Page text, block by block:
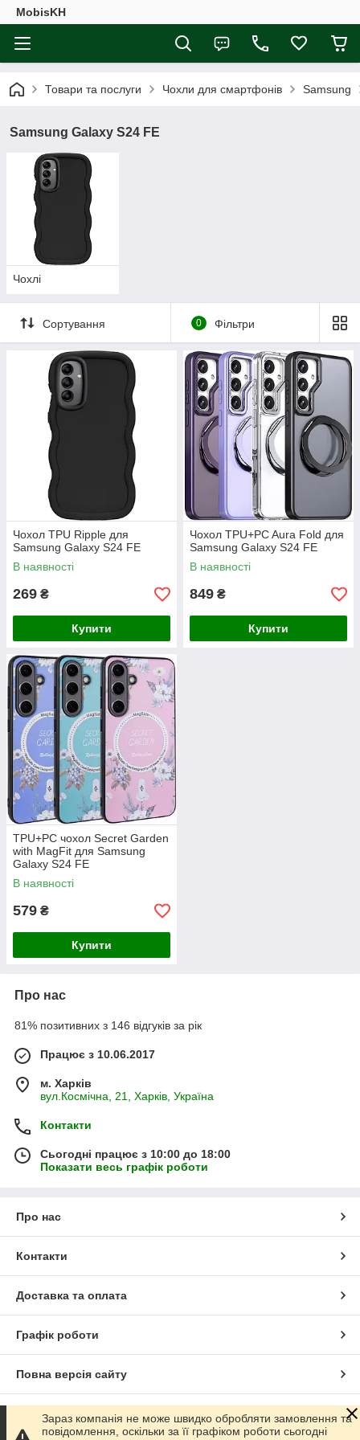
MobisKH
Товари та послуги Чохли для смартфонів Samsung
Samsung Galaxy S24 FE
Чохлі
Сортування 0 Фільтри
Чохол TPU Ripple для
Samsung Galaxy S24 FE
В наявності
269 ₴
Купити
Чохол TPU+PC Aura Fold для
Samsung Galaxy S24 FE
В наявності
849 ₴
Купити
TPU+PC чохол Secret Garden
with MagFit для Samsung
Galaxy S24 FE
В наявності
579 ₴
Купити
Про нас
81% позитивних з 146 відгуків за рік
Працює з 10.06.2017
м. Харків
вул.Космічна, 21, Харків, Україна
Контакти
Сьогодні працює з 10:00 до 18:00
Показати весь графік роботи
Про нас
Контакти
Доставка та оплата
Графік роботи
Повна версія сайту
Сайт створено на маркетплейсі Prom.ua
Зараз компанія не може швидко обробляти замовлення та
повідомлення, оскільки за її графіком роботи сьогодні